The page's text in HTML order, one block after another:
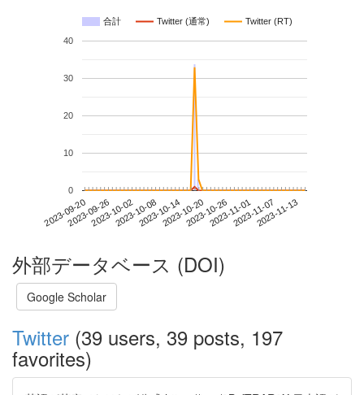
合計 Twitter (通常) Twitter (RT)
2023-09-202023-09-262023-10-022023-10-082023-10-142023-10-202023-10-262023-11-012023-11-072023-11-13
0
10
20
30
40
外部データベース (DOI)
Google Scholar
Twitter (39 users, 39 posts, 197
favorites)